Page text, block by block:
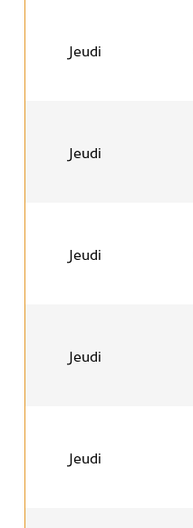
Jeudi
Jeudi
Jeudi
Jeudi
Jeudi